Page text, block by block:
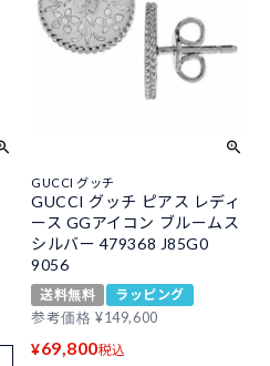
GUCCI グッチ
GUCCI グッチ ピアス レディ
ース GGアイコン ブルームス
シルバー 479368 J85G0
9056
送料無料
ラッピング
参考価格 ¥149,600
¥69,800税込